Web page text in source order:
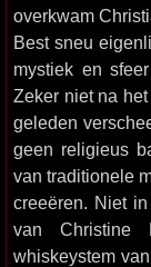
overkwam
Best sneu
mystiek en
Zeker niet na
geleden
geen religieus
van traditionele
creeëren. Niet
van Christine
whiskeystem